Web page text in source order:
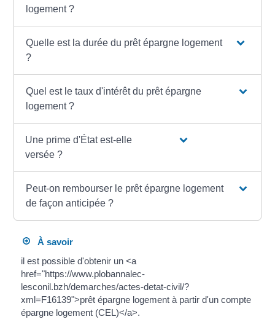
logement ?
Quelle est la durée du prêt épargne logement
?
Quel est le taux d'intérêt du prêt épargne
logement ?
Une prime d'État est-elle
versée ?
Peut-on rembourser le prêt épargne logement
de façon anticipée ?
À savoir
il est possible d'obtenir un <a
href="https://www.plobannalec-
lesconil.bzh/demarches/actes-detat-civil/?
xml=F16139">prêt épargne logement à partir d'un compte
épargne logement (CEL)</a>.